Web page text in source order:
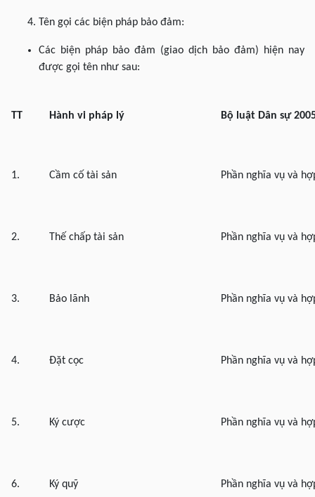
Tên gọi các biện pháp bảo đảm:
Các biện pháp bảo đảm (giao dịch bảo đảm) hiện nay
được gọi tên như sau:
TT Hành vi pháp lý Bộ luật Dân sự
1. Cầm cố tài sản Phần nghĩa vụ và
2. Thế chấp tài sản Phần nghĩa vụ và
3. Bảo lãnh Phần nghĩa vụ và
4. Đặt cọc Phần nghĩa vụ và
5. Ký cược Phần nghĩa vụ và
6. Ký quỹ Phần nghĩa vụ và